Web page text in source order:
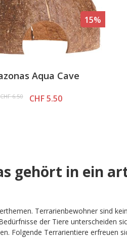
15%
Aqua Cave
CHF 6.50 CHF 5.50
gehört in ein
Terrarienbewohner sind
der Tiere unterscheiden
Folgende Terrarientiere erfreuen